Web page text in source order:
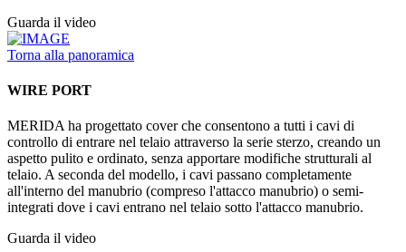
Guarda il video
Torna alla panoramica
WIRE PORT
MERIDA ha progettato cover che consentono a tutti i cavi di
controllo di entrare nel telaio attraverso la serie sterzo, creando un
aspetto pulito e ordinato, senza apportare modifiche strutturali al
telaio. A seconda del modello, i cavi passano completamente
all'interno del manubrio (compreso l'attacco manubrio) o semi-
integrati dove i cavi entrano nel telaio sotto l'attacco manubrio.
Guarda il video